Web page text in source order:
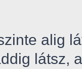
alig
látsz,